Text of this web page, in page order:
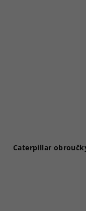
Caterpillar